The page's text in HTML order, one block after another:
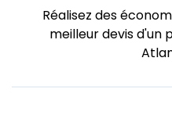
Réalisez des
meilleur devis d'un